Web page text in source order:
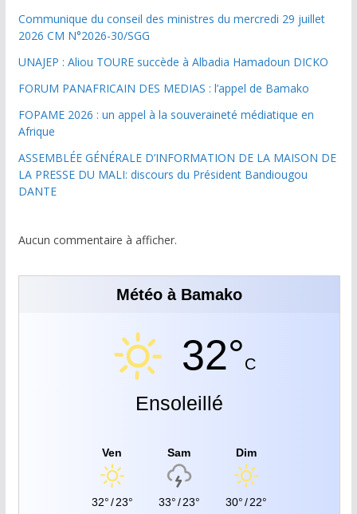
Communique du conseil des ministres du mercredi 29 juillet
2026 CM N°2026-30/SGG
UNAJEP : Aliou TOURE succède à Albadia Hamadoun DICKO
FORUM PANAFRICAIN DES MEDIAS : l’appel de Bamako
FOPAME 2026 : un appel à la souveraineté médiatique en
Afrique
ASSEMBLÉE GÉNÉRALE D’INFORMATION DE LA MAISON DE
LA PRESSE DU MALI: discours du Président Bandiougou
DANTE
Aucun commentaire à afficher.
Météo à Bamako
32°C
Ensoleillé
Ven
32°/23°
Sam
33°/23°
Dim
30°/22°